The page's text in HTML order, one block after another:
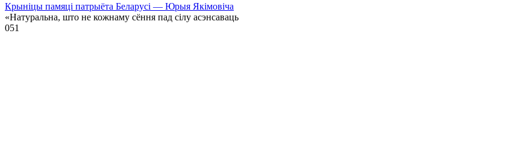
Крыніцы памяці патрыёта Беларусі — Юрыя Якімовіча
«Натуральна, што не кожнаму сёння пад сілу асэнсаваць
051